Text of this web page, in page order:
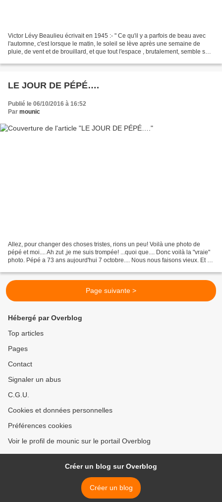
Victor Lévy Beaulieu écrivait en 1945 :- " Ce qu'il y a parfois de beau avec
l'automne, c'est lorsque le matin, le soleil se lève après une semaine de
pluie, de vent et de brouillard, et que tout l'espace , brutalement, semble se
LE JOUR DE PÉPÉ….
Publié le 06/10/2016 à 16:52
Par mounic
Allez, pour changer des choses tristes, rions un peu! Voilà une photo de
pépé et moi.... Ah zut ,je me suis trompée! ...quoi que.... Donc voilà la "vraie"
photo. Pépé a 73 ans aujourd'hui 7 octobre.... Nous nous faisons vieux. Et si,
Page suivante >
Hébergé par Overblog
Top articles
Pages
Contact
Signaler un abus
C.G.U.
Cookies et données personnelles
Préférences cookies
Voir le profil de mounic sur le portail Overblog
Créer un blog sur Overblog
Créer un blog